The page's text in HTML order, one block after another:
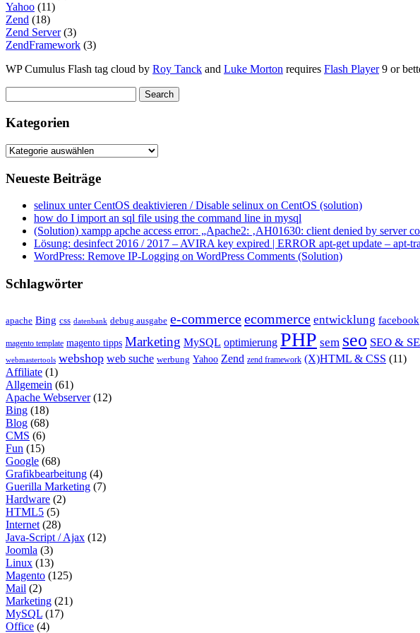
Yahoo (11)
Zend (18)
Zend Server(3)
ZendFramework (3)
WP Cumulus Flash tag cloud by Roy Tanck and Luke Morton requires Flash Player9 or
Kategorien
Kategorien
Neueste Beiträge
selinux unter CentOS deaktivieren / Disable selinux on CentOS (solution)
how do I import an sql file using the command line in mysql
(Solution) xampp apche access error: „Apache2: ‚AH01630: client denied by server
Lösung: desinfect 2016 / 2017 – AVIRA key expired | ERROR apt-get update – apt-
WordPress: Remove IP-Logging on WordPress Comments (Solution)
Schlagwörter
apache Bing css datenbank debug ausgabe e-commerceecommerce entwicklung facebook
magento template magento tipps Marketing MySQL optimierung PHP sem seo SEO &
webmastertools webshop web suche werbung Yahoo Zend zend framework (X)HTML & CSS (11)
Affiliate (1)
Allgemein (61)
Apache Webserver(12)
Bing (18)
Blog (68)
CMS (6)
Fun (15)
Google (68)
Grafikbearbeitung (4)
Guerilla Marketing (7)
Hardware (2)
HTML5 (5)
Internet (28)
Java-Script / Ajax (12)
Joomla (3)
Linux (13)
Magento (125)
Mail (2)
Marketing (21)
MySQL (17)
Office (4)